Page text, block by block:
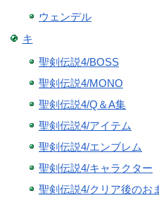
ウェンデル
キ
聖剣伝説4/BOSS
聖剣伝説4/MONO
聖剣伝説4/Q＆A集
聖剣伝説4/アイテム
聖剣伝説4/エンブレム
聖剣伝説4/キャラクター
聖剣伝説4/クリア後のお